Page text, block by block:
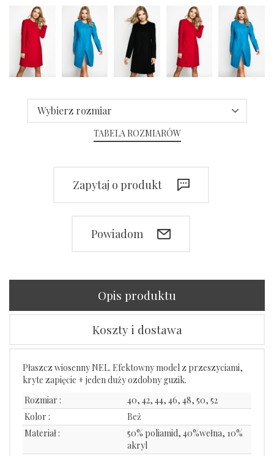
Wybierz rozmiar
TABELA ROZMIARÓW
Zapytaj o produkt
Powiadom
Opis produktu
Koszty i dostawa
Płaszcz wiosenny NEL. Efektowny model z przeszyciami,
kryte zapięcie + jeden duży ozdobny guzik.
Rozmiar :
40, 42, 44, 46, 48, 50, 52
Kolor :
Beż
Materiał :
50% poliamid, 40%wełna, 10%
akryl